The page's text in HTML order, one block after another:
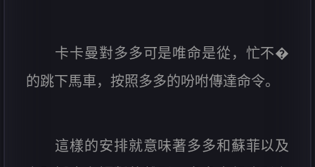
卡卡曼對多多可是唯命是從，忙不�
的跳下馬車，按照多多的吩咐傳達命令。
這樣的安排就意味著多多和蘇菲以及